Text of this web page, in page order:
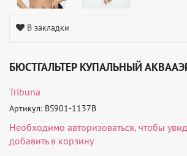
В закладки
БЮСТГАЛЬТЕР КУПАЛЬНЫЙ
Tribuna
Артикул: BS901-1137B
Необходимо авторизоваться, чтобы
добавить в корзину